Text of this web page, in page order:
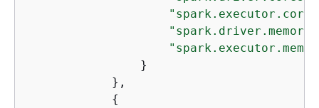
"spark.driver.memory"
                }
            },
{